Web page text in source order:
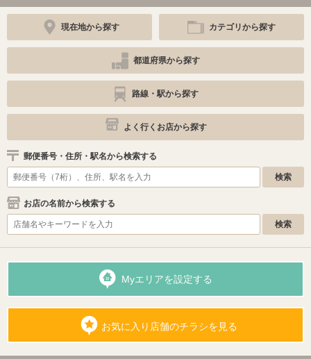
現在地から探す カテゴリから探す
都道府県から探す
路線・駅から探す
よく行くお店から探す
郵便番号・住所・駅名から検索する
お店の名前から検索する
Myエリアを設定する
お気に入り店舗のチラシを見る